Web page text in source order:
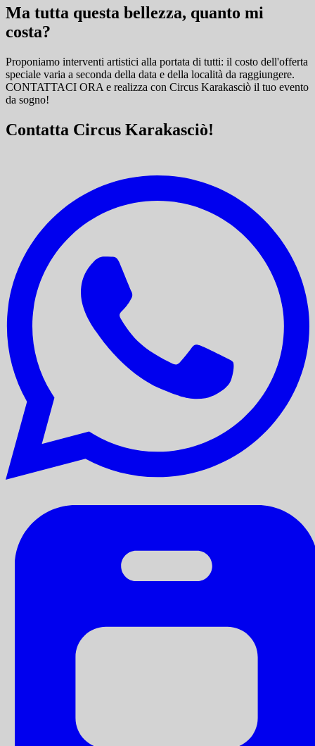
Ma tutta questa bellezza, quanto mi
costa?
Proponiamo interventi artistici alla portata di tutti: il costo dell'offerta
speciale varia a seconda della data e della località da raggiungere.
CONTATTACI ORA e realizza con Circus Karakasciò il tuo evento
da sogno!
Contatta Circus Karakasciò!